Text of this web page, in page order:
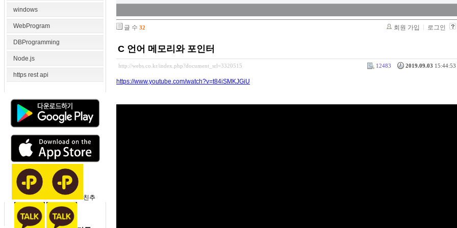
windows
WebProgram
DBProgramming
Node.js
https rest api
친추
글 수 32 회원 가입 로그인
C 언어 메모리와 포인터
http://webs.co.kr/index.php?document_srl=3320515 2019.09.03
12483
https://www.youtube.com/watch?v=t84iSMKJGiU